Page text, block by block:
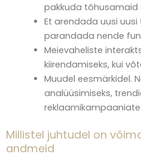
pakkuda tõhusamaid
Et arendada uusi
parandada nende
Meievaheliste
kiirendamiseks, kui
Muudel eesmärkidel.
analüüsimiseks,
Millistel juhtudel on
andmeid